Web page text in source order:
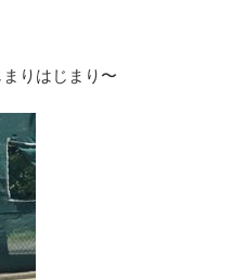
りはじまり〜